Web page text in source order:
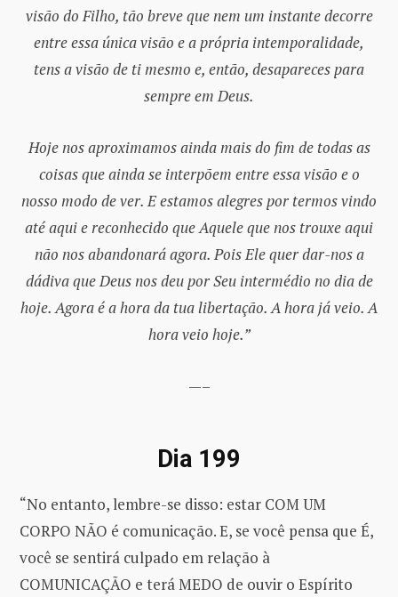
visão do Filho, tão breve que nem um instante decorre
entre essa única visão e a própria intemporalidade,
tens a visão de ti mesmo e, então, desapareces para
sempre em Deus.
Hoje nos aproximamos ainda mais do fim de todas as
coisas que ainda se interpõem entre essa visão e o
nosso modo de ver. E estamos alegres por termos vindo
até aqui e reconhecido que Aquele que nos trouxe aqui
não nos abandonará agora. Pois Ele quer dar-nos a
dádiva que Deus nos deu por Seu intermédio no dia de
hoje. Agora é a hora da tua libertação. A hora já veio. A
hora veio hoje.”
—–
Dia 199
“No entanto, lembre-se disso: estar COM UM
CORPO NÃO é comunicação. E, se você pensa que É,
você se sentirá culpado em relação à
COMUNICAÇÃO e terá MEDO de ouvir o Espírito